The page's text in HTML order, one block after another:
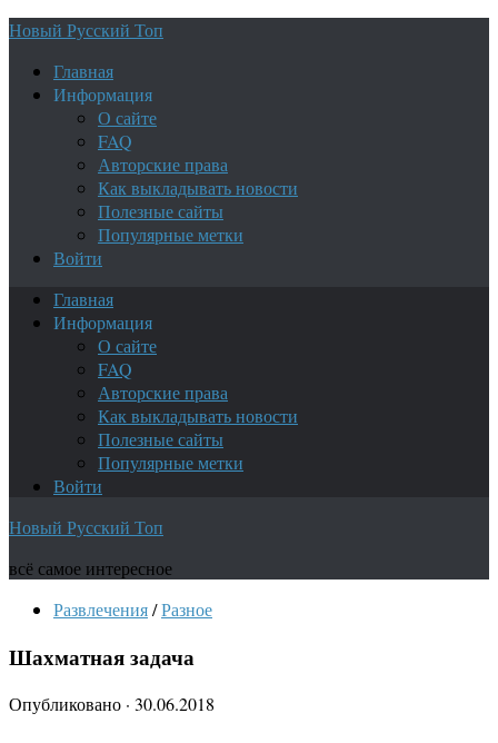
Новый Русский Топ
Главная
Информация
О сайте
FAQ
Авторские права
Как выкладывать новости
Полезные сайты
Популярные метки
Войти
Главная
Информация
О сайте
FAQ
Авторские права
Как выкладывать новости
Полезные сайты
Популярные метки
Войти
Новый Русский Топ
всё самое интересное
Развлечения/Разное
Шахматная задача
Опубликовано · 30.06.2018